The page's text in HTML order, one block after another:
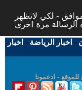
- لكي لاتظهر
- اخبار الرياضة - اخبار
للموقع - ادعمونا